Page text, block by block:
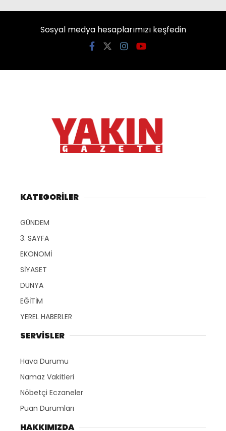
Sosyal medya hesaplarımızı keşfedin
KATEGORİLER
GÜNDEM
3. SAYFA
EKONOMİ
SİYASET
DÜNYA
EĞİTİM
YEREL HABERLER
SERVİSLER
Hava Durumu
Namaz Vakitleri
Nöbetçi Eczaneler
Puan Durumları
HAKKIMIZDA